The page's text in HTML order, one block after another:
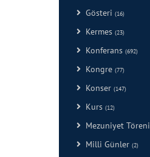
Gösteri (16)
Kermes (23)
Konferans (692)
Kongre (77)
Konser (147)
Kurs (12)
Mezuniyet Töreni
Milli Günler (2)